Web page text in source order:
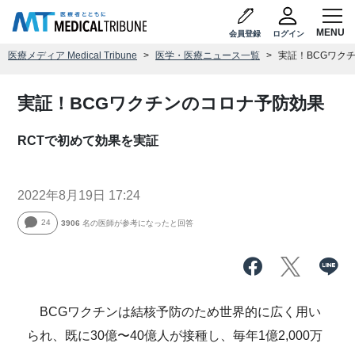
会員登録 ログイン
医療メディア Medical Tribune 医学・医療ニュース一覧 実証！BCGワク
実証！BCGワクチンのコロナ予防効果
RCTで初めて効果を実証
2022年8月19日 17:24
24 3906 名の医師が参考になったと回答
BCGワクチンは結核予防のため世界的に広く用い
られ、既に30億〜40億人が接種し、毎年1億2,000万